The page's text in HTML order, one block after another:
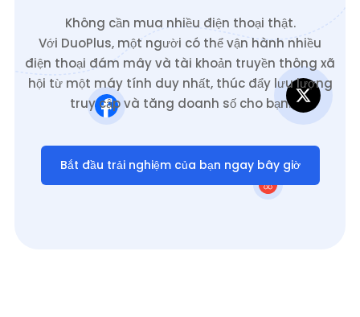
Không cần mua nhiều điện thoại thật.
Với DuoPlus, một người có thể vận hành nhiều
điện thoại đám mây và tài khoản truyền thông xã
hội từ một máy tính duy nhất, thúc đẩy lưu lượng
truy cập và tăng doanh số cho bạn.
Bắt đầu trải nghiệm của bạn ngay bây giờ